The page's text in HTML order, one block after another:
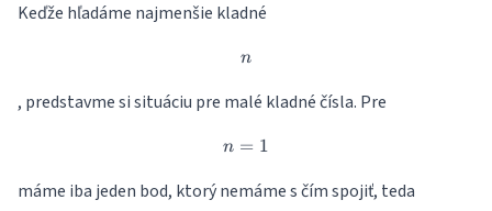
Keďže hľadáme najmenšie kladné
n
n
, predstavme si situáciu pre malé kladné čísla. Pre
n=1
n = 1
máme iba jeden bod, ktorý nemáme s čím spojiť, teda